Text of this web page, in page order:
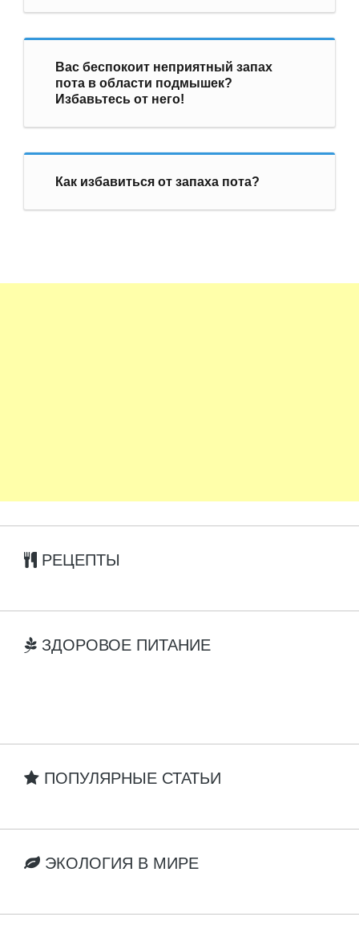
Вас беспокоит неприятный запах
пота в области подмышек?
Избавьтесь от него!
Как избавиться от запаха пота?
РЕЦЕПТЫ
ЗДОРОВОЕ ПИТАНИЕ
ПОПУЛЯРНЫЕ СТАТЬИ
ЭКОЛОГИЯ В МИРЕ